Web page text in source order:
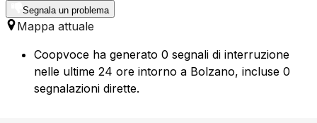
Segnala un problema
Mappa attuale
Coopvoce ha generato 0 segnali di interruzione
nelle ultime 24 ore intorno a Bolzano, incluse 0
segnalazioni dirette.